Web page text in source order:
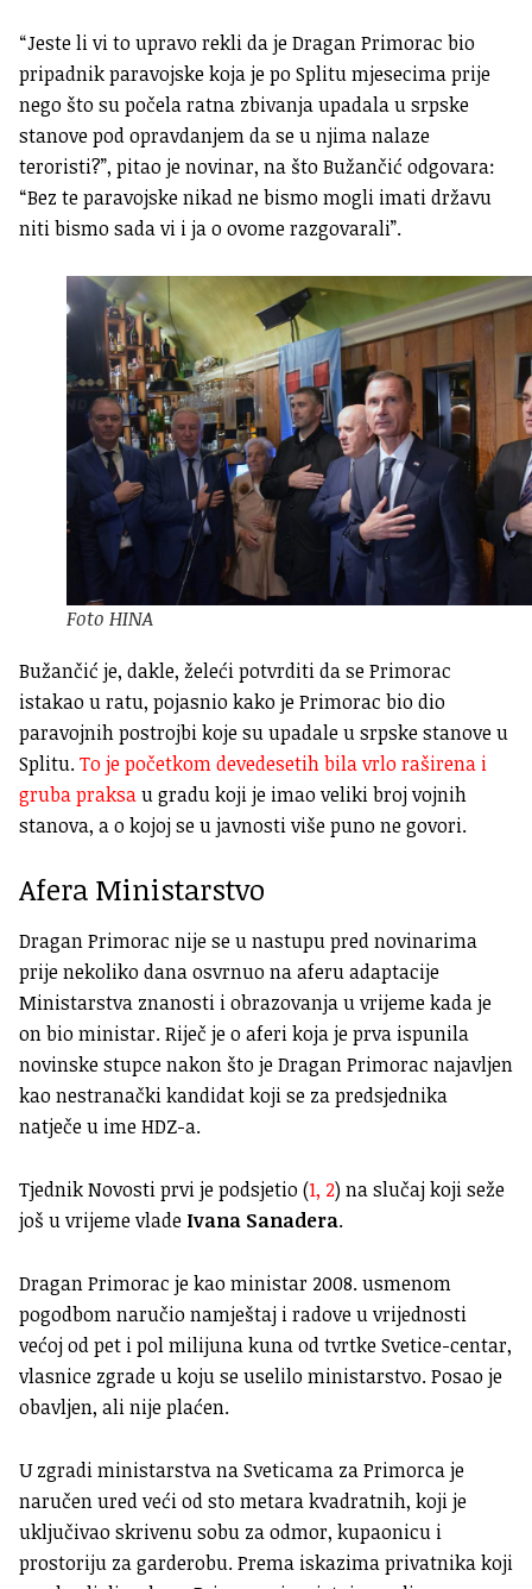
“Jeste li vi to upravo rekli da je Dragan Primorac bio
pripadnik paravojske koja je po Splitu mjesecima prije
nego što su počela ratna zbivanja upadala u srpske
stanove pod opravdanjem da se u njima nalaze
teroristi?”, pitao je novinar, na što Bužančić odgovara:
“Bez te paravojske nikad ne bismo mogli imati državu
niti bismo sada vi i ja o ovome razgovarali”.
Foto HINA
Bužančić je, dakle, želeći potvrditi da se Primorac
istakao u ratu, pojasnio kako je Primorac bio dio
paravojnih postrojbi koje su upadale u srpske stanove u
Splitu.To je početkom devedesetih bila vrlo raširena i
gruba praksau gradu koji je imao veliki broj vojnih
stanova, a o kojoj se u javnosti više puno ne govori.
Afera Ministarstvo
Dragan Primorac nije se u nastupu pred novinarima
prije nekoliko dana osvrnuo na aferu adaptacije
Ministarstva znanosti i obrazovanja u vrijeme kada je
on bio ministar. Riječ je o aferi koja je prva ispunila
novinske stupce nakon što je Dragan Primorac najavljen
kao nestranački kandidat koji se za predsjednika
natječe u ime HDZ-a.
Tjednik Novosti prvi je podsjetio (1, 2) na slučaj koji seže
još u vrijeme vlade Ivana Sanadera.
Dragan Primorac je kao ministar 2008. usmenom
pogodbom naručio namještaj i radove u vrijednosti
većoj od pet i pol milijuna kuna od tvrtke Svetice-centar,
vlasnice zgrade u koju se uselilo ministarstvo. Posao je
obavljen, ali nije plaćen.
U zgradi ministarstva na Sveticama za Primorca je
naručen ured veći od sto metara kvadratnih, koji je
uključivao skrivenu sobu za odmor, kupaonicu i
prostoriju za garderobu. Prema iskazima privatnika koji